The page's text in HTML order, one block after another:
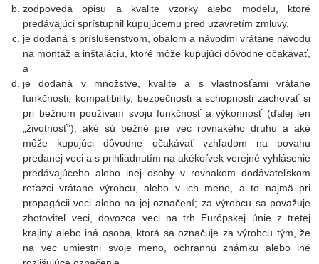
zodpovedá opisu a kvalite vzorky alebo modelu, ktoré
predávajúci sprístupnil kupujúcemu pred uzavretím zmluvy,
je dodaná s príslušenstvom, obalom a návodmi vrátane návodu
na montáž a inštaláciu, ktoré môže kupujúci dôvodne očakávať,
a
je dodaná v množstve, kvalite a s vlastnosťami vrátane
funkčnosti, kompatibility, bezpečnosti a schopnosti zachovať si
pri bežnom používaní svoju funkčnosť a výkonnosť (ďalej len
„životnosť"), aké sú bežné pre vec rovnakého druhu a aké
môže kupujúci dôvodne očakávať vzhľadom na povahu
predanej veci a s prihliadnutím na akékoľvek verejné vyhlásenie
predávajúceho alebo inej osoby v rovnakom dodávateľskom
reťazci vrátane výrobcu, alebo v ich mene, a to najmä pri
propagácii veci alebo na jej označení; za výrobcu sa považuje
zhotoviteľ veci, dovozca veci na trh Európskej únie z tretej
krajiny alebo iná osoba, ktorá sa označuje za výrobcu tým, že
na vec umiestni svoje meno, ochrannú známku alebo iné